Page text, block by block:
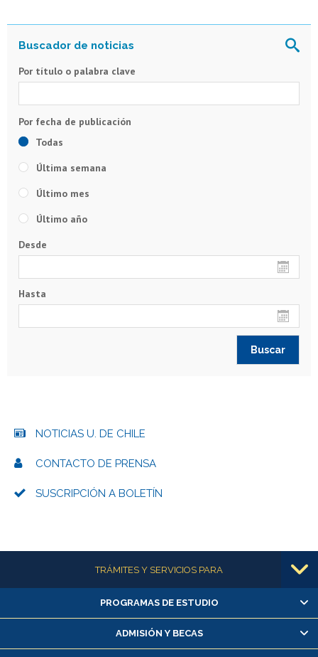
Por título o palabra clave
Todas
Última semana
Último mes
Último año
Desde
Hasta
NOTICIAS U. DE CHILE
CONTACTO DE PRENSA
SUSCRIPCIÓN A BOLETÍN
Más informaciónTRÁMITES Y SERVICIOS PARA
Alumnas/os y exalumnas/os
Matrícula en línea
Inscripción y cambio de asignaturas
PROGRAMAS DE ESTUDIO
ADMISIÓN Y BECAS